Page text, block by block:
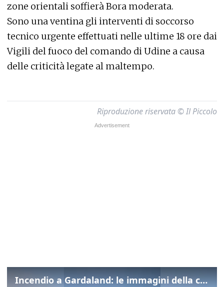
zone orientali soffierà Bora moderata.
Sono una ventina gli interventi di soccorso
tecnico urgente effettuati nelle ultime 18 ore dai
Vigili del fuoco del comando di Udine a causa
delle criticità legate al maltempo.
Riproduzione riservata © Il Piccolo
Incendio a Gardaland: le immagini della colonna di fumo